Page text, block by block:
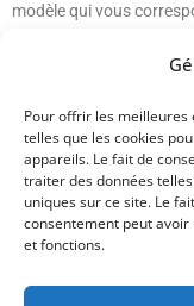
Pour offrir les meilleures
telles que les cookies
appareils. Le fait de
traiter des données
uniques sur ce site. Le
consentement peut
et fonctions.
modèle qui vous
slip de bain
garantissent durabilité
passées dans l’eau
Accessoires
optimiser